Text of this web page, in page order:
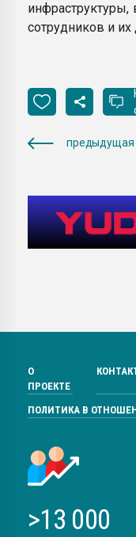
сотрудников и их
предыдущая
О
ПРОЕКТЕ
ПОЛИТИКА В
>13 000